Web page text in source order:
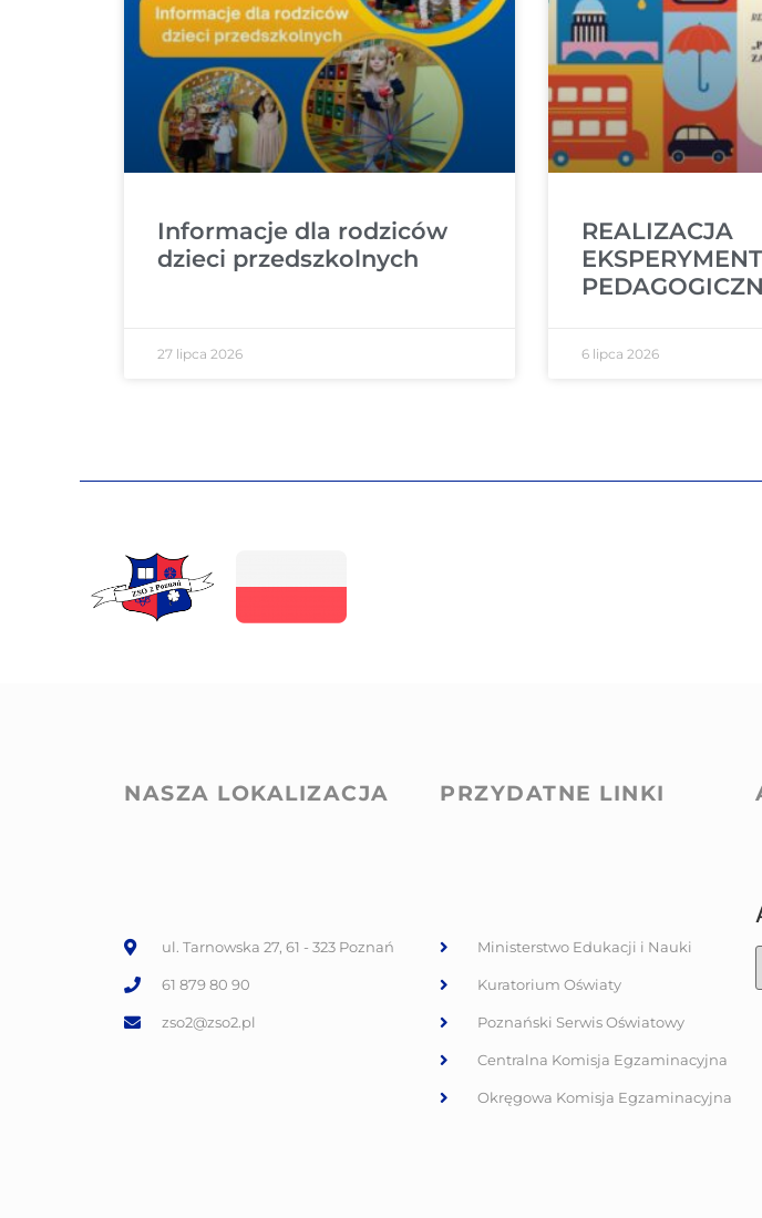
Informacje dla rodziców
dzieci przedszkolnych
27 lipca 2026
REALIZACJA
6 lipca 2026
NASZA LOKALIZACJA
ul. Tarnowska 27, 61 - 323 Poznań
61 879 80 90
zso2@zso2.pl
PRZYDATNE LINKI
Ministerstwo Edukacji i Nauki
Kuratorium Oświaty
Poznański Serwis Oświatowy
Centralna Komisja Egzaminacyjna
Okręgowa Komisja Egzaminacyjna